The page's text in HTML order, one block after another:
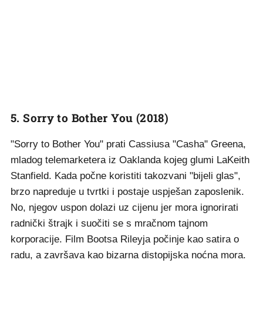
5. Sorry to Bother You (2018)
"Sorry to Bother You" prati Cassiusa "Casha" Greena,
mladog telemarketera iz Oaklanda kojeg glumi LaKeith
Stanfield. Kada počne koristiti takozvani "bijeli glas",
brzo napreduje u tvrtki i postaje uspješan zaposlenik.
No, njegov uspon dolazi uz cijenu jer mora ignorirati
radnički štrajk i suočiti se s mračnom tajnom
korporacije. Film Bootsa Rileyja počinje kao satira o
radu, a završava kao bizarna distopijska noćna mora.